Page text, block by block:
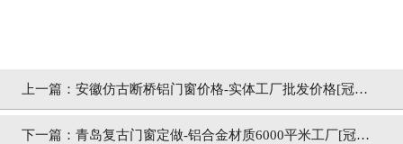
上一篇： 安徽仿古断桥铝门窗价格-实体工厂批发价格[冠墅
阳光]
下一篇： 青岛复古门窗定做-铝合金材质6000平米工厂[冠墅